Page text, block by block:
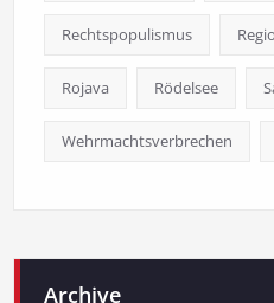
Rechtspopulismus
Rojava Rödelsee
Wehrmachtsverbrechen
Archive